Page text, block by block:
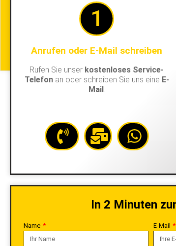
1
Anrufen oder E-Mail schreiben
Rufen Sie unser kostenloses Service-
Telefonan oder schreiben Sie uns eine E-
Mail.
In 2 Minuten
Name E-Mail